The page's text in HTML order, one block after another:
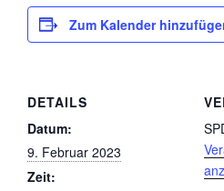
Zum Kalender
DETAILS
Datum:
9. Februar 2023
Zeit: